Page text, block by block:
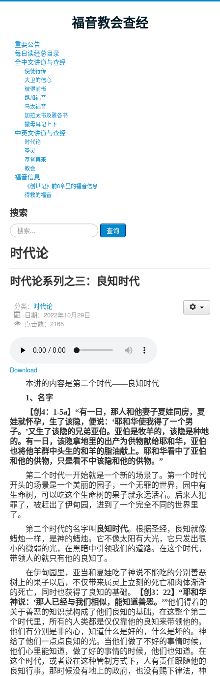
福音教会查经
重要公告
每日读经总目录
全中文讲道与查经
使徒行传
大卫的信心
彼得前书
路加福音
马太福音
加拉太书及雅各书
撒母耳记上下
中英文讲道与查经
时代论
圣灵
基督再来
教会
福音信息
《创世记》前8章里的福音信息
得救的福音
搜索
请
输
入
要
的
查询
时代论
时代论系列之三：良知时代
分类： 时代论
日期：2022年10月29日
点击数：2165
Download
本讲的内容是第二个时代——良知时代
1、名字
【创4： 1-5a】“有一日，那人和他妻子夏娃同房，夏
娃就怀孕，生了该隐，便说：‘耶和华使我得了一个男
子。’又生了该隐的兄弟亚伯。亚伯是牧羊的，该隐是种地
的。有一日，该隐拿地里的出产为供物献给耶和华，亚伯
也将他羊群中头生的和羊的脂油献上。耶和华看中了亚伯
和他的供物，只是看不中该隐和他的供物。”
第二个时代一开始就是一个新的场景了。第一个时代
开头的场景是一个美丽的园子，一个无罪的世界，园中有
生命树，可以吃这个生命树的果子就永远活着。后来人犯
罪了，被赶出了伊甸园，进到了一个完全不同的世界里
了。
第二个时代的名字叫 良知时代。根据圣经，良知就像
蜡烛一样，是神的蜡烛。它不像太阳有大光，它只发出很
小的微弱的光，在黑暗中引领我们的道路。在这个时代，
带领人的就只有他的良知了。
在伊甸园里，亚当和夏娃吃了神说不能吃的分别善恶
树上的果子以后，不仅带来属灵上立刻的死亡和肉体渐渐
的死亡，同时也获得了良知的基础。
【创 3： 22】“耶和华
神说：‘那人已经与我们相似，能知道善恶。’”他们得着的
关于善恶的知识就构成了他们良知的基础。在这整个第二
个时代里，所有的人类都是仅仅靠他的良知来带领他的。
他们有分别是非的心，知道什么是好的，什么是坏的。神
给了他们一点点良知的光。当他们做了不好的事情时候，
他们心里能知道，做了好的事情的时候，他们也知道。在
这个时代，或者说在这种管制方式下，人有责任跟随他的
良知行事。那时候没有地上的政府，也没有赐下律法，神